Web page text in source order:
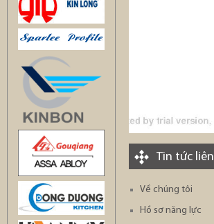
Tin tức
Về chúng tôi
Hồ sơ năng lực